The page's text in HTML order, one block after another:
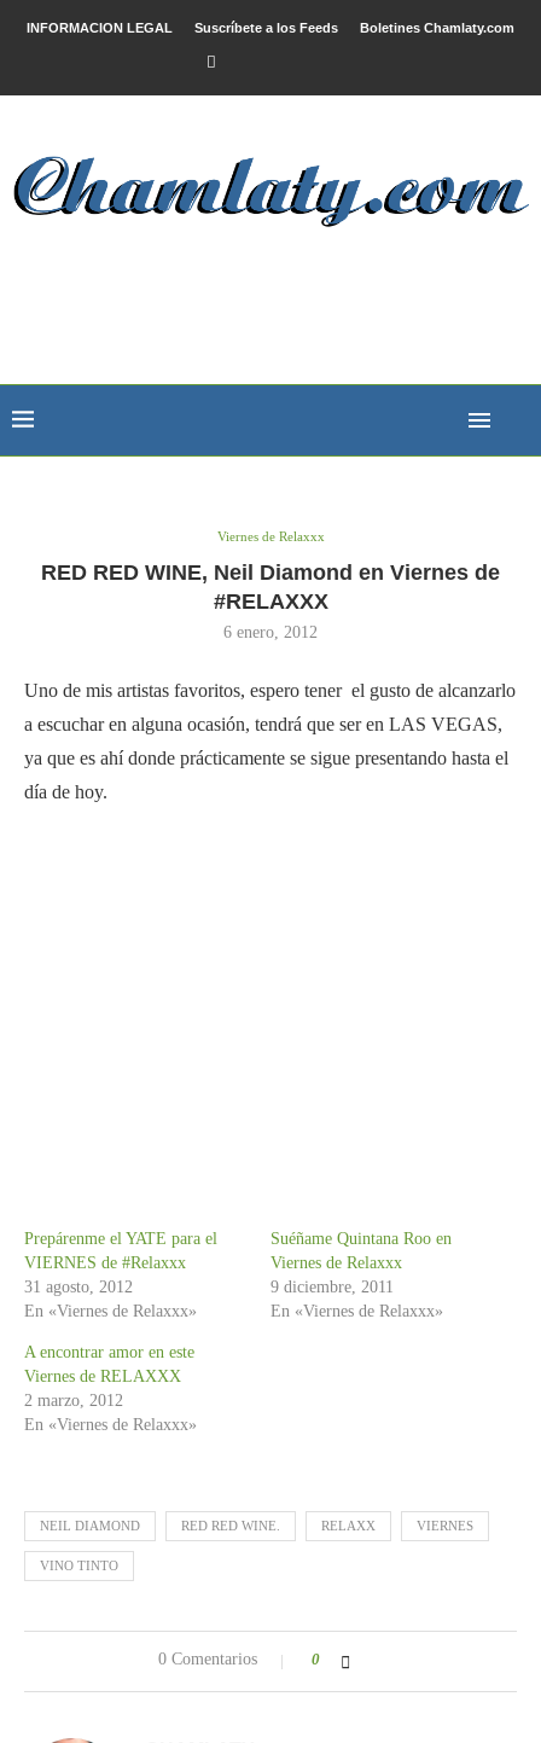
INFORMACION LEGAL Suscríbete a los Feeds Boletines Chamlaty.com
Viernes de Relaxxx
RED RED WINE, Neil Diamond en Viernes de
#RELAXXX
6 enero, 2012
Uno de mis artistas favoritos, espero tener el gusto de alcanzarlo
a escuchar en alguna ocasión, tendrá que ser en LAS VEGAS,
ya que es ahí donde prácticamente se sigue presentando hasta el
día de hoy.
Prepárenme el YATE para el
VIERNES de #Relaxxx
31 agosto, 2012
En «Viernes de Relaxxx»
Suéñame Quintana Roo en
Viernes de Relaxxx
9 diciembre, 2011
En «Viernes de Relaxxx»
A encontrar amor en este
Viernes de RELAXXX
2 marzo, 2012
En «Viernes de Relaxxx»
NEIL DIAMOND RED RED WINE. RELAXX VIERNES
VINO TINTO
0 Comentarios 0